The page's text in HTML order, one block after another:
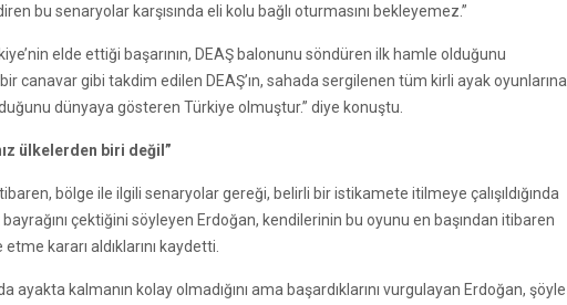
bu senaryolar karşısında eli kolu bağlı oturmasını bekleyemez.”
elde ettiği başarının, DEAŞ balonunu söndüren ilk hamle olduğunu
canavar gibi takdim edilen DEAŞ’ın, sahada sergilenen tüm kirli ayak oyunlarına
dünyaya gösteren Türkiye olmuştur.” diye konuştu.
ülkelerden biri değil”
bölge ile ilgili senaryolar gereği, belirli bir istikamete itilmeye çalışıldığında
çektiğini söyleyen Erdoğan, kendilerinin bu oyunu en başından itibaren
kararı aldıklarını kaydetti.
ayakta kalmanın kolay olmadığını ama başardıklarını vurgulayan Erdoğan, şöyle